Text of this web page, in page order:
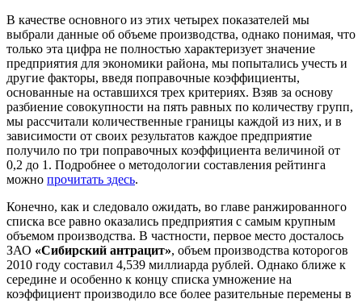
В качестве основного из этих четырех показателей мы
выбрали данные об объеме производства, однако понимая, что
только эта цифра не полностью характеризует значение
предприятия для экономики района, мы попытались учесть и
другие факторы, введя поправочные коэффициенты,
основанные на оставшихся трех критериях. Взяв за основу
разбиение совокупности на пять равных по количеству групп,
мы рассчитали количественные границы каждой из них, и в
зависимости от своих результатов каждое предприятие
получило по три поправочных коэффициента величиной от
0,2 до 1. Подробнее о методологии составления рейтинга
можно прочитать здесь.
Конечно, как и следовало ожидать, во главе ранжированного
списка все равно оказались предприятия с самым крупным
объемом производства. В частности, первое место досталось
ЗАО «Сибирский антрацит», объем производства которогов
2010 году составил 4,539 миллиарда рублей. Однако ближе к
середине и особенно к концу списка умножение на
коэффициент производило все более разительные перемены в